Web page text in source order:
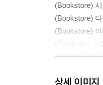
(Bookstore)
(Bookstore)
(Bookstore)
(Publisher/
(Bookstore) 웨
상세 이미지